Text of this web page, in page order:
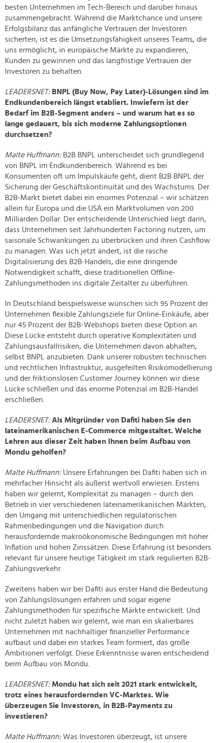
besten Unternehmen im Tech-Bereich und darüber hinaus
zusammengebracht. Während die Marktchance und unsere
Erfolgsbilanz das anfängliche Vertrauen der Investoren
sicherten, ist es die Umsetzungsfähigkeit unseres Teams, die
uns ermöglicht, in europäische Märkte zu expandieren,
Kunden zu gewinnen und das langfristige Vertrauen der
Investoren zu behalten.
LEADERSNET: BNPL (Buy Now, Pay Later)-Lösungen sind im
Endkundenbereich längst etabliert. Inwiefern ist der
Bedarf im B2B-Segment anders – und warum hat es so
lange gedauert, bis sich moderne Zahlungsoptionen
durchsetzen?
Malte Huffmann:B2B BNPL unterscheidet sich grundlegend
von BNPL im Endkundenbereich. Während es bei
Konsumenten oft um Impulskäufe geht, dient B2B BNPL der
Sicherung der Geschäftskontinuität und des Wachstums. Der
B2B-Markt bietet dabei ein enormes Potenzial – wir schätzen
allein für Europa und die USA ein Marktvolumen von 200
Milliarden Dollar. Der entscheidende Unterschied liegt darin,
dass Unternehmen seit Jahrhunderten Factoring nutzen, um
saisonale Schwankungen zu überbrücken und ihren Cashflow
zu managen. Was sich jetzt ändert, ist die rasche
Digitalisierung des B2B-Handels, die eine dringende
Notwendigkeit schafft, diese traditionellen Offline-
Zahlungsmethoden ins digitale Zeitalter zu überführen.
In Deutschland beispielsweise wünschen sich 95 Prozent der
Unternehmen flexible Zahlungsziele für Online-Einkäufe, aber
nur 45 Prozent der B2B-Webshops bieten diese Option an.
Diese Lücke entsteht durch operative Komplexitäten und
Zahlungsausfallrisiken, die Unternehmen davon abhalten,
selbst BNPL anzubieten. Dank unserer robusten technischen
und rechtlichen Infrastruktur, ausgefeilten Risikomodellierung
und der friktionslosen Customer Journey können wir diese
Lücke schließen und das enorme Potenzial im B2B-Handel
erschließen.
LEADERSNET: Als Mitgründer von Dafiti haben Sie den
lateinamerikanischen E-Commerce mitgestaltet. Welche
Lehren aus dieser Zeit haben Ihnen beim Aufbau von
Mondu geholfen?
Malte Huffmann:Unsere Erfahrungen bei Dafiti haben sich in
mehrfacher Hinsicht als äußerst wertvoll erwiesen. Erstens
haben wir gelernt, Komplexität zu managen – durch den
Betrieb in vier verschiedenen lateinamerikanischen Märkten,
den Umgang mit unterschiedlichen regulatorischen
Rahmenbedingungen und die Navigation durch
herausfordernde makroökonomische Bedingungen mit hoher
Inflation und hohen Zinssätzen. Diese Erfahrung ist besonders
relevant für unsere heutige Tätigkeit im stark regulierten B2B-
Zahlungsverkehr.
Zweitens haben wir bei Dafiti aus erster Hand die Bedeutung
von Zahlungslösungen erfahren und sogar eigene
Zahlungsmethoden für spezifische Märkte entwickelt. Und
nicht zuletzt haben wir gelernt, wie man ein skalierbares
Unternehmen mit nachhaltiger finanzieller Performance
aufbaut und dabei ein starkes Team formiert, das große
Ambitionen verfolgt. Diese Erkenntnisse waren entscheidend
beim Aufbau von Mondu.
LEADERSNET: Mondu hat sich seit 2021 stark entwickelt,
trotz eines herausfordernden VC-Marktes. Wie
überzeugen Sie Investoren, in B2B-Payments zu
investieren?
Malte Huffmann:Was Investoren überzeugt, ist unsere